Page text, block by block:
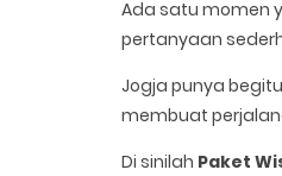
Ada satu momen
pertanyaan
Jogja punya
membuat
Di sinilah Paket